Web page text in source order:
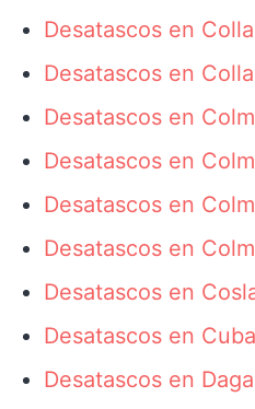
Desatascos en
Desatascos en
Desatascos en
Desatascos en
Desatascos en
Desatascos en
Desatascos en
Desatascos en
Desatascos en